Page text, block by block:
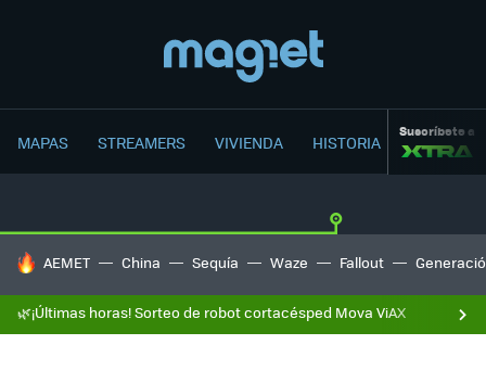
MAPAS STREAMERS VIVIENDA HISTORIA Suscríbete a
HOY SE HABLA DE
AEMET China Sequía Waze Fallout
🌿¡Últimas horas! Sorteo de robot cortacésped Mova ViAX